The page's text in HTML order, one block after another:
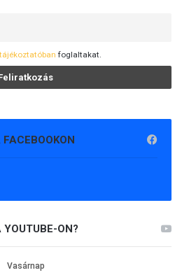
foglaltakat.
ON?